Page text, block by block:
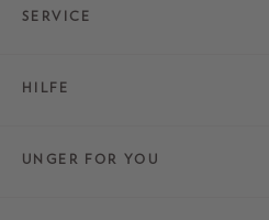
SERVICE
HILFE
UNGER FOR YOU